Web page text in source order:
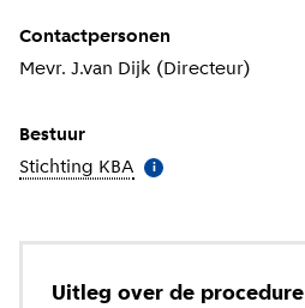
Contactpersonen
Mevr. J.van Dijk (Directeur)
Bestuur
Stichting KBA Meer informatie
i
Uitleg over de procedure